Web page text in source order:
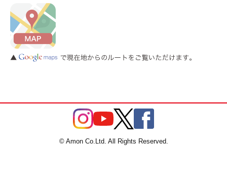
© Amon Co.Ltd. All Rights Reserved.